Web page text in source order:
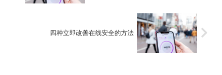
四种立即改善在线安全的方法